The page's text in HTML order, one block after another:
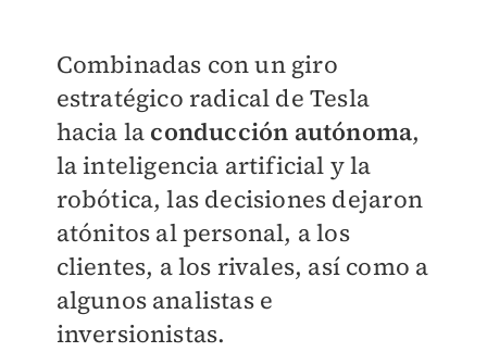
Combinadas con un giro
estratégico radical de Tesla
hacia la conducción autónoma,
la inteligencia artificial y la
robótica, las decisiones dejaron
atónitos al personal, a los
clientes, a los rivales, así como a
algunos analistas e
inversionistas.